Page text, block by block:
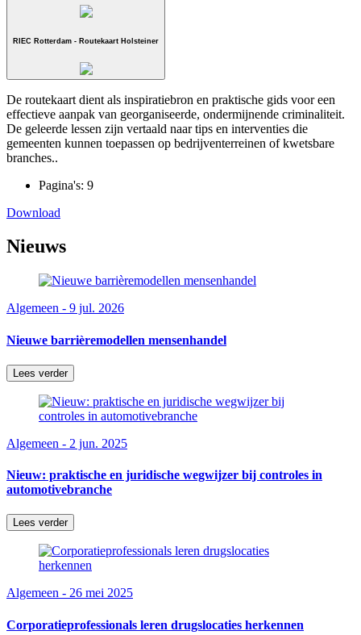
RIEC Rotterdam - Routekaart Holsteiner
De routekaart dient als inspiratiebron en praktische gids voor een
effectieve aanpak van georganiseerde, ondermijnende criminaliteit.
De geleerde lessen zijn vertaald naar tips en interventies die
gemeenten kunnen toepassen op bedrijventerreinen of kwetsbare
branches..
Pagina's: 9
Download
Nieuws
Algemeen - 9 jul. 2026
Nieuwe barrièremodellen mensenhandel
Lees verder
Algemeen - 2 jun. 2025
Nieuw: praktische en juridische wegwijzer bij controles in
automotivebranche
Lees verder
Algemeen - 26 mei 2025
Corporatieprofessionals leren drugslocaties herkennen